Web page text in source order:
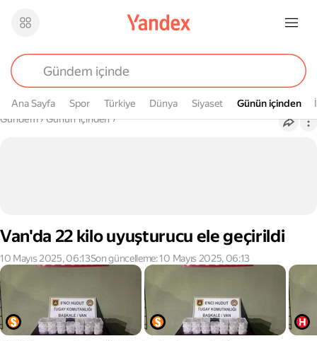
Ana Sayfa Spor Türkiye Dünya Siyaset Günün içinden
Günün içinden
Buradasın
Gündem› Günün içinden›
Van'da 22 kilo uyuşturucu ele geçirildi
10 Mayıs 2025, 06:13Son güncelleme: 10 Mayıs 2025, 06:13